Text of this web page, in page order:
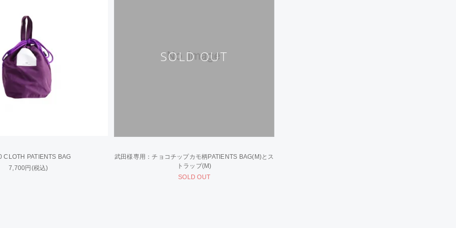
CLOTH PATIENTS BAG
7,700円(税込)
武田様専用：チョコチップカモ柄PATIENTS BAG(M)とス
トラップ(M)
SOLD OUT